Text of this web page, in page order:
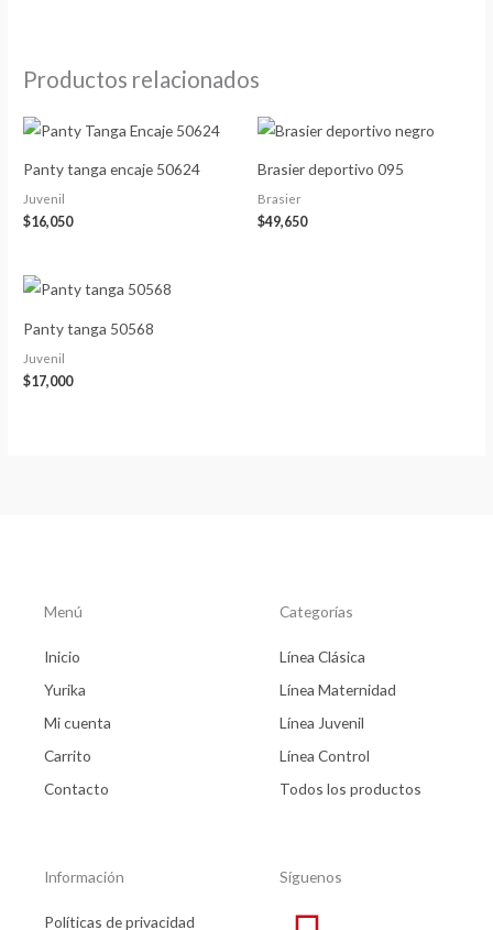
Productos relacionados
Panty tanga encaje 50624
Juvenil
$16,050
Brasier deportivo 095
Brasier
$49,650
Panty tanga 50568
Juvenil
$17,000
Menú
Inicio
Yurika
Mi cuenta
Carrito
Contacto
Categorías
Línea Clásica
Línea Maternidad
Línea Juvenil
Línea Control
Todos los productos
Información
Políticas de privacidad
Síguenos